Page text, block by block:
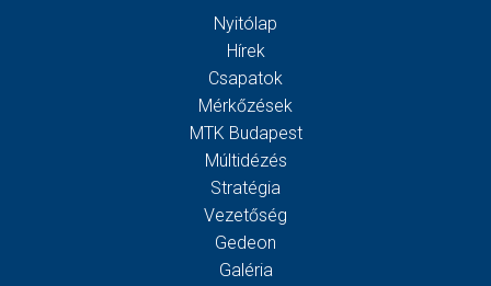
Nyitólap
Hírek
Csapatok
Mérkőzések
MTK Budapest
Múltidézés
Stratégia
Vezetőség
Gedeon
Galéria